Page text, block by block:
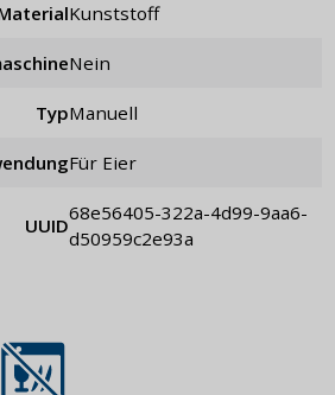
Kunststoff
Nein
Typ manuell
für Eier
UUID
68e56405-322a-4d99-9aa6-
d50959c2e93a